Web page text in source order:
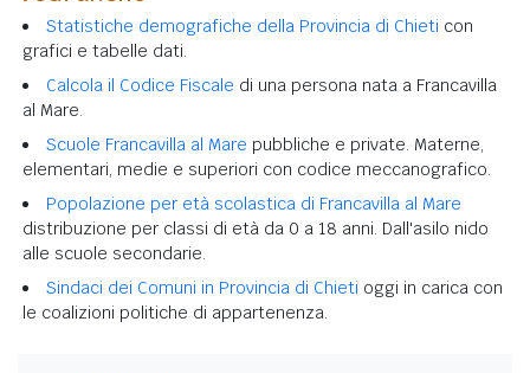
Statistiche demografiche della Provincia di Chieti con
grafici e tabelle dati.
Calcola il Codice Fiscale di una persona nata a Francavilla
al Mare.
Scuole Francavilla al Mare pubbliche e private. Materne,
elementari, medie e superiori con codice meccanografico.
Popolazione per età scolastica di Francavilla al Mare
distribuzione per classi di età da 0 a 18 anni. Dall'asilo nido
alle scuole secondarie.
Sindaci dei Comuni in Provincia di Chieti oggi in carica con
le coalizioni politiche di appartenenza.